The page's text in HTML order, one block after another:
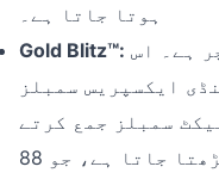
ہوتا جاتا ہے۔
Gold Blitz™:
ایکسپریس سمبلز
سمبلز جمع کرتے
ہیں، آپ کا ملٹی پلائر بڑھتا جاتا ہے، جو 88fd آپ